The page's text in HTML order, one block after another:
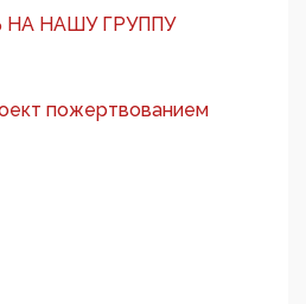
НАШУ ГРУППУ
пожертвованием